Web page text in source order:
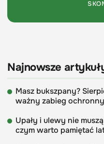
Najnowsze
Masz bukszpany?
ważny zabieg ochronny
Upały i ulewy nie
czym warto pamiętać